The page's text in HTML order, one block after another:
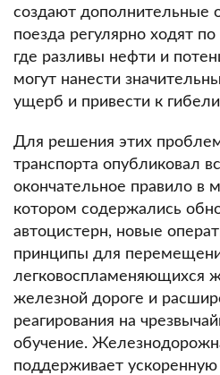
создают дополнительные
поезда регулярно ходят
где разливы нефти и
могут нанести
ущерб и привести к
Для решения этих
транспорта опубликовал
окончательное правило в
котором содержались
автоцистерн, новые
принципы для
легковоспламеняющихся
железной дороге и
реагирования на
обучение.
поддерживает